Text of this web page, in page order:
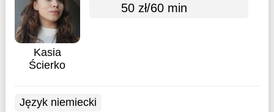
Kasia
Ścierko
50 zł/60 min
Język niemiecki